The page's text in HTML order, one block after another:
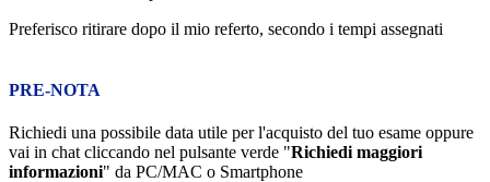
Preferisco ritirare dopo il mio referto, secondo i tempi assegnati
PRE-NOTA
Richiedi una possibile data utile per l'acquisto del tuo esame oppure
vai in chat cliccando nel pulsante verde "Richiedi maggiori
informazioni" da PC/MAC o Smartphone